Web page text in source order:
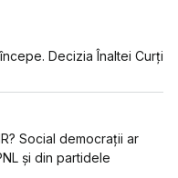
Decizia Înaltei Curți
Social democrații ar
și din partidele